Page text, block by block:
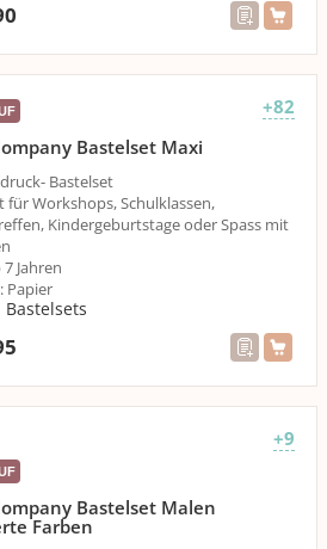
+82
Bastelset Maxi
Bastelset
für Workshops, Schulklassen,
Kindergeburtstage oder Spass mit
Jahren
Papier
Bastelsets
+9
Bastelset Malen
Farben